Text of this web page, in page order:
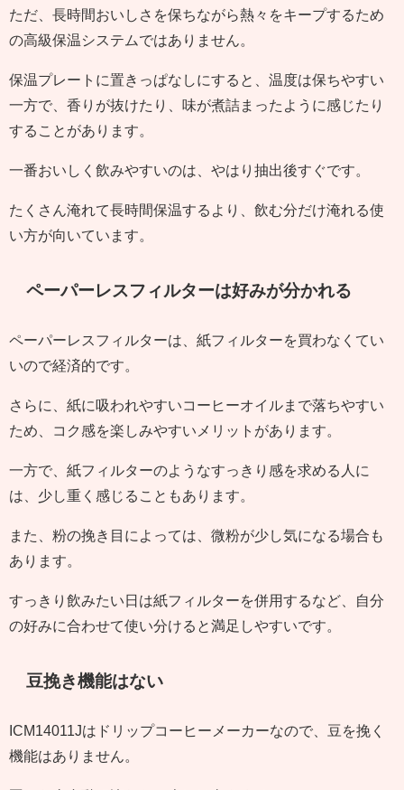
ただ、長時間おいしさを保ちながら熱々をキープするため
の高級保温システムではありません。
保温プレートに置きっぱなしにすると、温度は保ちやすい
一方で、香りが抜けたり、味が煮詰まったように感じたり
することがあります。
一番おいしく飲みやすいのは、やはり抽出後すぐです。
たくさん淹れて長時間保温するより、飲む分だけ淹れる使
い方が向いています。
ペーパーレスフィルターは好みが分かれる
ペーパーレスフィルターは、紙フィルターを買わなくてい
いので経済的です。
さらに、紙に吸われやすいコーヒーオイルまで落ちやすい
ため、コク感を楽しみやすいメリットがあります。
一方で、紙フィルターのようなすっきり感を求める人に
は、少し重く感じることもあります。
また、粉の挽き目によっては、微粉が少し気になる場合も
あります。
すっきり飲みたい日は紙フィルターを併用するなど、自分
の好みに合わせて使い分けると満足しやすいです。
豆挽き機能はない
ICM14011Jはドリップコーヒーメーカーなので、豆を挽く
機能はありません。